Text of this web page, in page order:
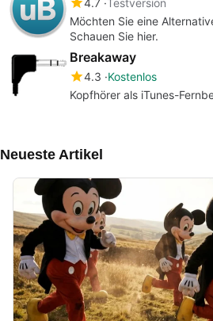
Möchten Sie eine
Schauen Sie hier.
Breakaway
4.3 Kostenlos
Kopfhörer als iTunes-
Neueste Artikel